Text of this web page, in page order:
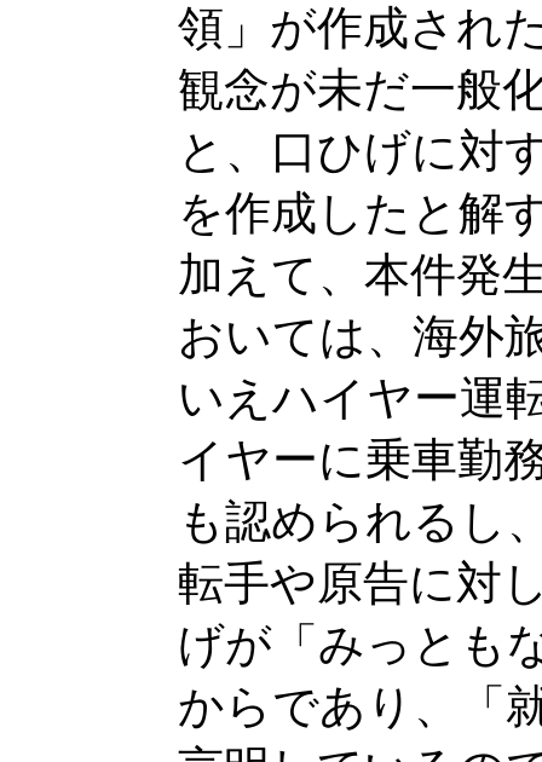
領」が作成され
観念が未だ一般
と、口ひげに対
を作成したと解
加えて、本件発
おいては、海外
いえハイヤー運
イヤーに乗車勤
も認められるし
転手や原告に対
げが「みっとも
からであり、「